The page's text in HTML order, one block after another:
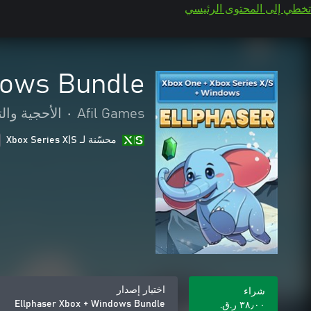
تخطي إلى المحتوى الرئيسي
Bundle
Afil Games
• الأحجية
محسّنة لـ Xbox Series X|S
شراء
٣٨٫٠٠ ر.ق.‏
اختيار إصدار
Ellphaser Xbox + Windows Bundle